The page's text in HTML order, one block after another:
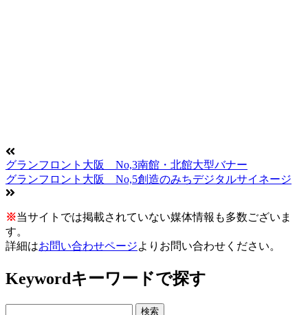
グランフロント大阪 No,3南館・北館大型バナー
グランフロント大阪 No,5創造のみちデジタルサイネージ
※当サイトでは掲載されていない媒体情報も多数ございま
す。
詳細はお問い合わせページよりお問い合わせください。
Keywordキーワードで探す